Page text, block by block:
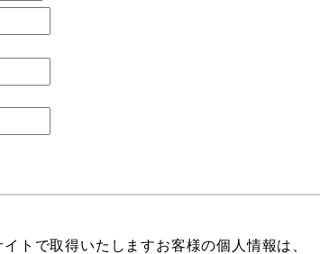
トで取得いたしますお客様の個人情報は、